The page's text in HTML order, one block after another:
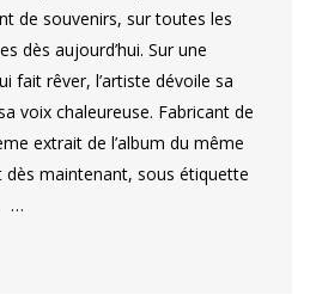
de souvenirs, sur toutes les
dès aujourd’hui. Sur une
fait rêver, l’artiste dévoile sa
voix chaleureuse. Fabricant de
extrait de l’album du même
maintenant, sous étiquette
…